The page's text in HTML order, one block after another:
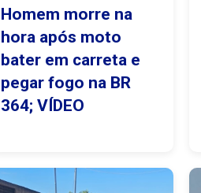
Homem morre na
hora após moto
bater em carreta e
pegar fogo na BR
364; VÍDEO